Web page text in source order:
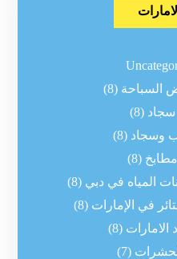
السباحة (8)
(8)
وسجاد (8)
(8)
المياه في دبي (8)
في الإمارات (8)
(8)
(7)